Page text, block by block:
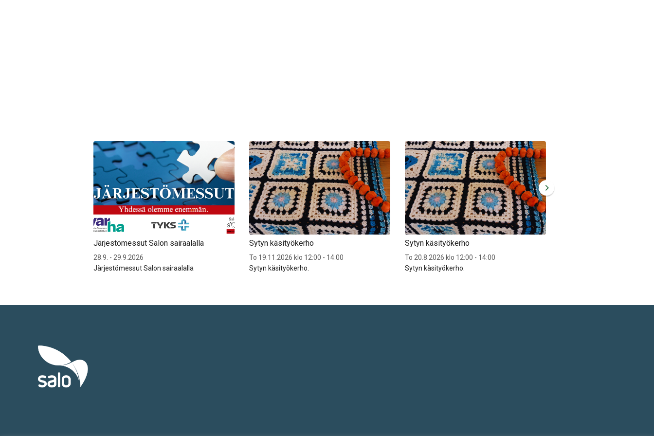
Järjestömessut Salon sairaalalla
28.9. - 29.9.2026
Järjestömessut Salon sairaalalla
Sytyn käsityökerho
To 19.11.2026 klo 12:00 - 14:00
Sytyn käsityökerho.
Sytyn käsityökerho
To 20.8.2026 klo 12:00 - 14:00
Sytyn käsityökerho.